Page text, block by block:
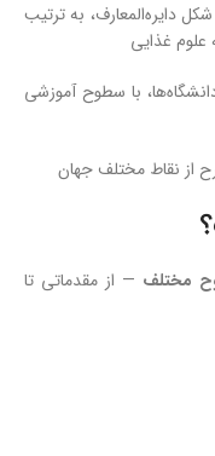
دایره‌المعارف، به ترتیب
با سطوح آموزشی
از نقاط مختلف جهان
مختلف — از مقدماتی تا